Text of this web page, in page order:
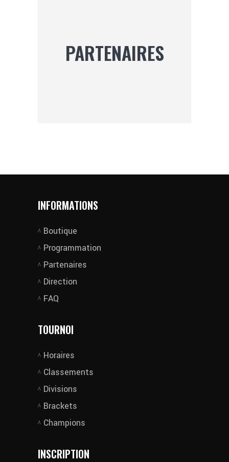
PARTENAIRES
INFORMATIONS
Boutique
Programmation
Partenaires
Direction
FAQ
TOURNOI
Horaires
Classements
Divisions
Brackets
Champions
INSCRIPTION